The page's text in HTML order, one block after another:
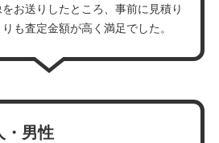
お送りしたところ、事前に見積り
も査定金額が高く満足でした。
・男性